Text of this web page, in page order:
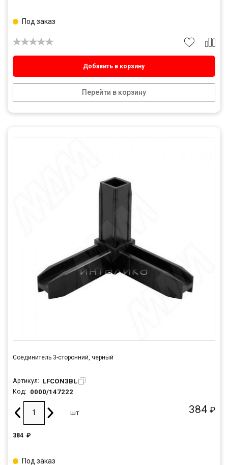
Добавить в корзину
Перейти в корзину
Под заказ
Соединитель 3-сторонний, черный
Артикул: LFCON3BL
Код: 0000/147222
384 ₽
шт
384 ₽
Под заказ